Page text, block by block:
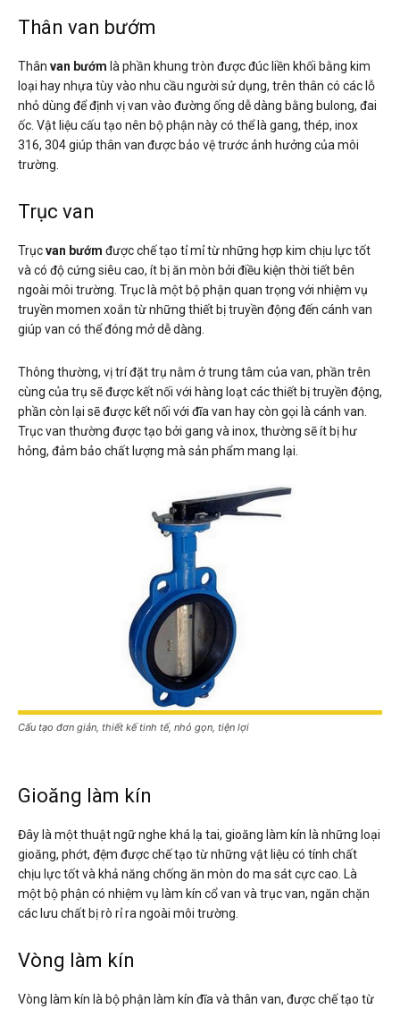
Thân van bướm
Thân van bướm là phần khung tròn được đúc liền khối bằng kim
loại hay nhựa tùy vào nhu cầu người sử dụng, trên thân có các lỗ
nhỏ dùng để định vị van vào đường ống dễ dàng bằng bulong, đai
ốc. Vật liệu cấu tạo nên bộ phận này có thể là gang, thép, inox
316, 304 giúp thân van được bảo vệ trước ảnh hưởng của môi
trường.
Trục van
Trụcvan bướm được chế tạo tỉ mỉ từ những hợp kim chịu lực tốt
và có độ cứng siêu cao, ít bị ăn mòn bởi điều kiện thời tiết bên
ngoài môi trường. Trục là một bộ phận quan trọng với nhiệm vụ
truyền momen xoắn từ những thiết bị truyền động đến cánh van
giúp van có thể đóng mở dễ dàng.
Thông thường, vị trí đặt trụ nằm ở trung tâm của van, phần trên
cùng của trụ sẽ được kết nối với hàng loạt các thiết bị truyền động,
phần còn lại sẽ được kết nối với đĩa van hay còn gọi là cánh van.
Trục van thường được tạo bởi gang và inox, thường sẽ ít bị hư
hỏng, đảm bảo chất lượng mà sản phẩm mang lại.
Cấu tạo đơn giản, thiết kế tinh tế, nhỏ gọn, tiện lợi
Gioăng làm kín
Đây là một thuật ngữ nghe khá lạ tai, gioăng làm kín là những loại
gioăng, phớt, đệm được chế tạo từ những vật liệu có tính chất
chịu lực tốt và khả năng chống ăn mòn do ma sát cực cao. Là
một bộ phận có nhiệm vụ làm kín cổ van và trục van, ngăn chặn
các lưu chất bị rò rỉ ra ngoài môi trường.
Vòng làm kín
Vòng làm kín là bộ phận làm kín đĩa và thân van, được chế tạo từ